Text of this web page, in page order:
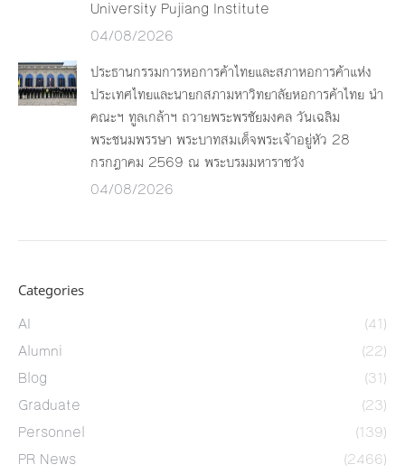
University Pujiang Institute
04/08/2026
ประธานกรรมการหอการค้าไทยและสภาหอการค้าแห่ง
ประเทศไทยและนายกสภามหาวิทยาลัยหอการค้าไทย นำ
คณะฯ ทูลเกล้าฯ ถวายพระพรชัยมงคล วันเฉลิม
พระชนมพรรษา พระบาทสมเด็จพระเจ้าอยู่หัว 28
กรกฎาคม 2569 ณ พระบรมมหาราชวัง
04/08/2026
Categories
AI
(41)
Alumni
(22)
Blog
(31)
Graduate
(23)
Personnel
(139)
PR News
(2466)